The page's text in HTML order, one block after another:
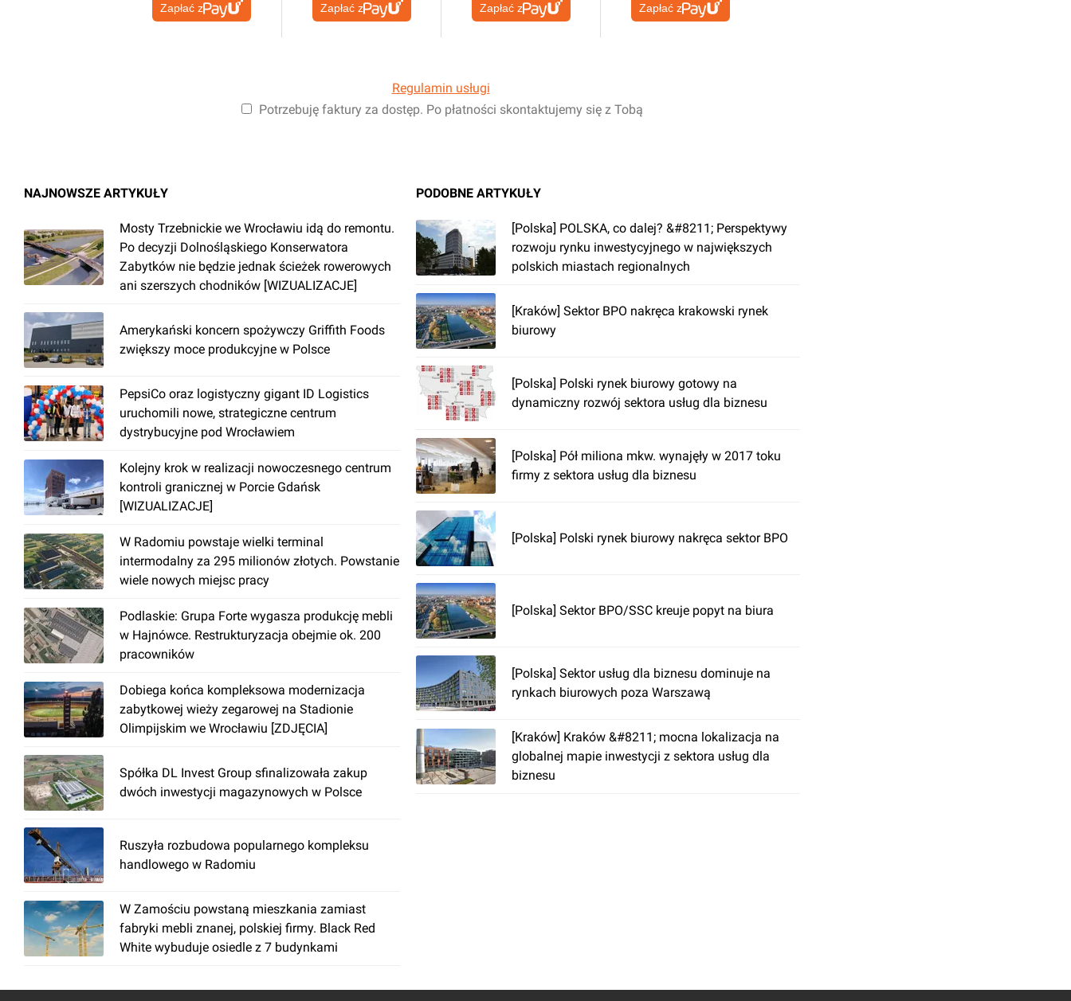
Zapłać z Zapłać z Zapłać z Zapłać z
Regulamin usługi
Potrzebuję faktury za dostęp. Po płatności skontaktujemy się z Tobą
NAJNOWSZE ARTYKUŁY
Mosty Trzebnickie we Wrocławiu idą do remontu.
Po decyzji Dolnośląskiego Konserwatora
Zabytków nie będzie jednak ścieżek rowerowych
ani szerszych chodników [WIZUALIZACJE]
Amerykański koncern spożywczy Griffith Foods
zwiększy moce produkcyjne w Polsce
PepsiCo oraz logistyczny gigant ID Logistics
uruchomili nowe, strategiczne centrum
dystrybucyjne pod Wrocławiem
Kolejny krok w realizacji nowoczesnego centrum
kontroli granicznej w Porcie Gdańsk
[WIZUALIZACJE]
W Radomiu powstaje wielki terminal
intermodalny za 295 milionów złotych. Powstanie
wiele nowych miejsc pracy
Podlaskie: Grupa Forte wygasza produkcję mebli
w Hajnówce. Restrukturyzacja obejmie ok. 200
pracowników
Dobiega końca kompleksowa modernizacja
zabytkowej wieży zegarowej na Stadionie
Olimpijskim we Wrocławiu [ZDJĘCIA]
Spółka DL Invest Group sfinalizowała zakup
dwóch inwestycji magazynowych w Polsce
Ruszyła rozbudowa popularnego kompleksu
handlowego w Radomiu
W Zamościu powstaną mieszkania zamiast
fabryki mebli znanej, polskiej firmy. Black Red
White wybuduje osiedle z 7 budynkami
PODOBNE ARTYKUŁY
[Polska] POLSKA, co dalej? &#8211; Perspektywy
rozwoju rynku inwestycyjnego w największych
polskich miastach regionalnych
[Kraków] Sektor BPO nakręca krakowski rynek
biurowy
[Polska] Polski rynek biurowy gotowy na
dynamiczny rozwój sektora usług dla biznesu
[Polska] Pół miliona mkw. wynajęły w 2017 toku
firmy z sektora usług dla biznesu
[Polska] Polski rynek biurowy nakręca sektor BPO
[Polska] Sektor BPO/SSC kreuje popyt na biura
[Polska] Sektor usług dla biznesu dominuje na
rynkach biurowych poza Warszawą
[Kraków] Kraków &#8211; mocna lokalizacja na
globalnej mapie inwestycji z sektora usług dla
biznesu